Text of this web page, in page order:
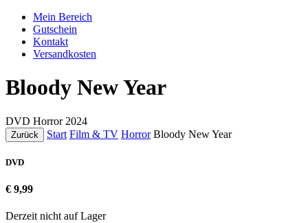
Mein Bereich
Gutschein
Kontakt
Versandkosten
Bloody New Year
DVD Horror 2024
Zurück Start Film & TV Horror Bloody New Year
DVD
€ 9,99
Derzeit nicht auf Lager